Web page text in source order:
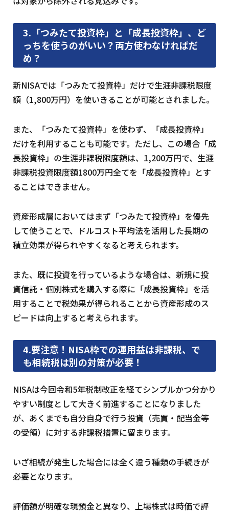
3.「つみたて投資枠」と「成長投資枠」、ど
っちを使うのがいい？両方使わなければだ
め？
新NISAでは「つみたて投資枠」だけで生涯非課税限度
額（1,800万円）を使いきることが可能とされました。
また、「つみたて投資枠」を使わず、「成長投資枠」
だけを利用することも可能です。ただし、この場合「成
長投資枠」の生涯非課税限度額は、1,200万円で、生涯
非課税投資限度額1800万円全てを「成長投資枠」とす
ることはできません。
資産形成層においてはまず「つみたて投資枠」を優先
して使うことで、ドルコスト平均法を活用した長期の
積立効果が得られやすくなると考えられます。
また、既に投資を行っているような場合は、新規に投
資信託・個別株式を購入する際に「成長投資枠」を活
用することで税効果が得られることから資産形成のス
ピードは向上すると考えられます。
4.要注意！NISA枠での運用益は非課税、で
も相続税は別の対策が必要！
NISAは今回令和5年税制改正を経てシンプルかつ分かり
やすい制度として大きく前進することになりました
が、あくまでも自分自身で行う投資（売買・配当金等
の受領）に対する非課税措置に留まります。
いざ相続が発生した場合には全く違う種類の手続きが
必要となります。
評価額が明確な現預金と異なり、上場株式は時価で評